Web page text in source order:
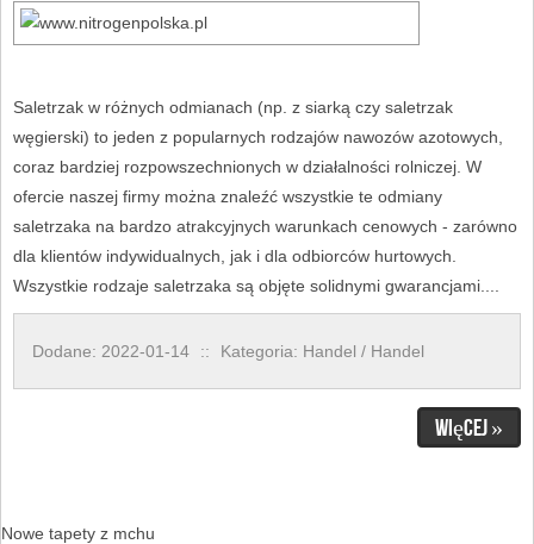
Saletrzak w różnych odmianach (np. z siarką czy saletrzak
węgierski) to jeden z popularnych rodzajów nawozów azotowych,
coraz bardziej rozpowszechnionych w działalności rolniczej. W
ofercie naszej firmy można znaleźć wszystkie te odmiany
saletrzaka na bardzo atrakcyjnych warunkach cenowych - zarówno
dla klientów indywidualnych, jak i dla odbiorców hurtowych.
Wszystkie rodzaje saletrzaka są objęte solidnymi gwarancjami....
Dodane: 2022-01-14 :: Kategoria: Handel / Handel
Więcej »
Nowe tapety z mchu